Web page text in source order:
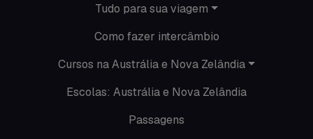
O que acontece na AC
Passeios
Promoções
Tudo para sua viagem
Como fazer intercâmbio
Cursos na Austrália e Nova Zelândia
Escolas: Austrália e Nova Zelândia
Passagens